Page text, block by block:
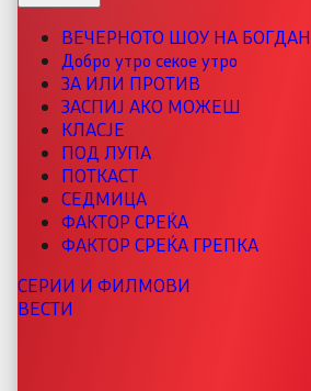
ВЕЧЕРНОТО ШОУ НА БОГДАН
Добро утро секое утро
ЗА ИЛИ ПРОТИВ
ЗАСПИЈ АКО МОЖЕШ
КЛАСЈЕ
ПОД ЛУПА
ПОТКАСТ
СЕДМИЦА
ФАКТОР СРЕЌА
ФАКТОР СРЕЌА ГРЕПКА
СЕРИИ И ФИЛМОВИ
ВЕСТИ